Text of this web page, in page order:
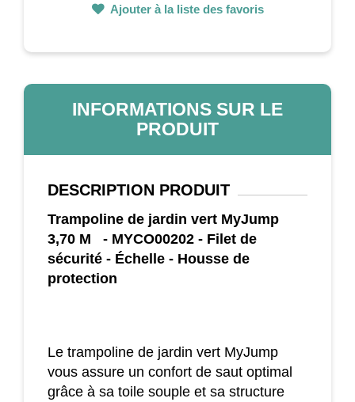
Ajouter à la liste des favoris
INFORMATIONS SUR LE
PRODUIT
DESCRIPTION PRODUIT
Trampoline de jardin vert MyJump
3,70 M - MYCO00202 - Filet de
sécurité - Échelle - Housse de
protection
Le trampoline de jardin vert MyJump
vous assure un confort de saut optimal
grâce à sa toile souple et sa structure